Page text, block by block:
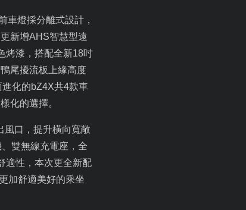
車燈採分離式設計，
新增AHS智慧型遠
烤漆，搭配全新18吋
尾擾流板上緣高度
進化的bZ4X共4款車
化的選擇。
風口，提升橫向寬敞
雙無線充電座，全
適性，本次更全新配
加舒適美好的乘坐